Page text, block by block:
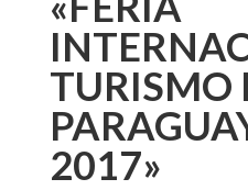
TURISMO
2017»